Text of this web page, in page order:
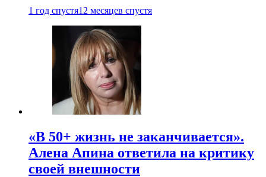
1 год спустя12 месяцев спустя
«В 50+ жизнь не заканчивается».
Алена Апина ответила на критику
своей внешности